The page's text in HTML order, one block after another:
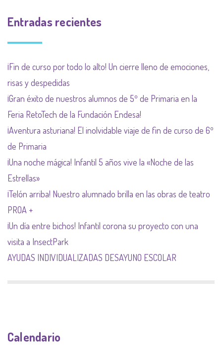
Entradas recientes
¡Fin de curso por todo lo alto! Un cierre lleno de emociones,
risas y despedidas
¡Gran éxito de nuestros alumnos de 5º de Primaria en la
Feria RetoTech de la Fundación Endesa!
¡Aventura asturiana! El inolvidable viaje de fin de curso de 6º
de Primaria
¡Una noche mágica! Infantil 5 años vive la «Noche de las
Estrellas»
¡Telón arriba! Nuestro alumnado brilla en las obras de teatro
PROA +
¡Un día entre bichos! Infantil corona su proyecto con una
visita a InsectPark
AYUDAS INDIVIDUALIZADAS DESAYUNO ESCOLAR
Calendario